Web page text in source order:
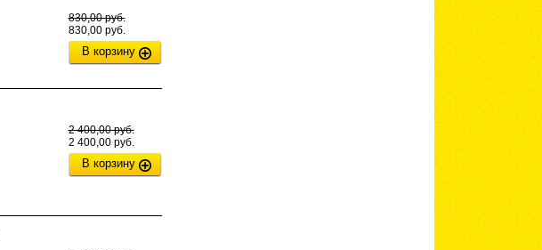
830,00 руб.
830,00 руб.
В корзину
2 400,00 руб.
2 400,00 руб.
В корзину